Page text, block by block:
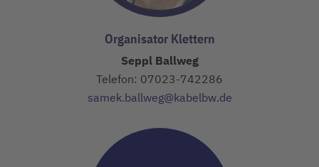
Organisator Klettern
Seppl Ballweg
Telefon: 07023-742286
samek.ballweg@kabelbw.de